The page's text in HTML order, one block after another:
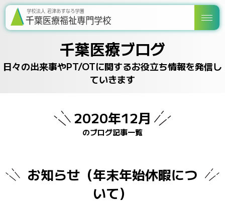
千葉医療ブログ
日々の出来事やPT/OTに関するお役立ち情報を発信し
ていきます
2020年12月
のブログ記事一覧
お知らせ（年末年始休暇につ
いて）